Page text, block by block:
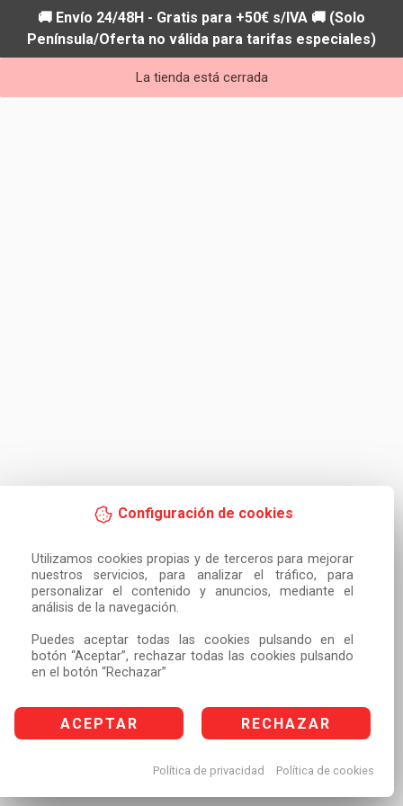
Configuración de cookies
Utilizamos cookies propias y de terceros para mejorar
nuestros servicios, para analizar el tráfico, para
personalizar el contenido y anuncios, mediante el
análisis de la navegación.
Puedes aceptar todas las cookies pulsando en el
botón “Aceptar”, rechazar todas las cookies pulsando
en el botón “Rechazar”
ACEPTAR RECHAZAR
Política de privacidad Política de cookies
🚚 Envío 24/48H - Gratis para +50€ s/IVA 🚚 (Solo
Península/Oferta no válida para tarifas especiales)
La tienda está cerrada